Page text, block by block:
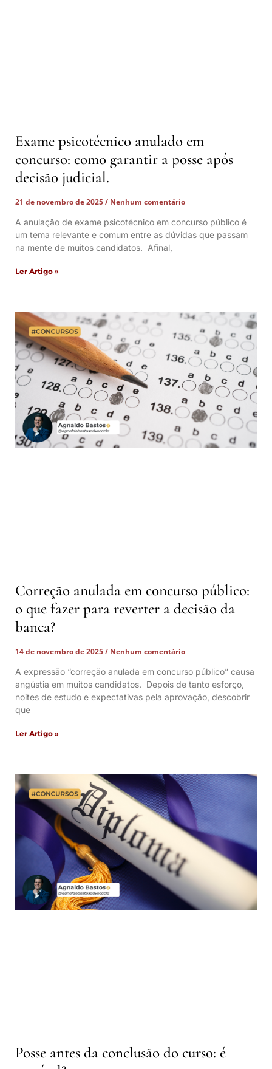
Exame psicotécnico anulado em
concurso: como garantir a posse após
decisão judicial.
21 de novembro de 2025
Nenhum comentário
A anulação de exame psicotécnico em concurso público é
um tema relevante e comum entre as dúvidas que passam
na mente de muitos candidatos. Afinal,
Ler Artigo »
Correção anulada em concurso público:
o que fazer para reverter a decisão da
banca?
14 de novembro de 2025
Nenhum comentário
A expressão “correção anulada em concurso público” causa
angústia em muitos candidatos. Depois de tanto esforço,
noites de estudo e expectativas pela aprovação, descobrir
que
Ler Artigo »
Posse antes da conclusão do curso: é